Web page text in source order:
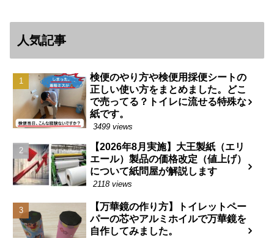
人気記事
検便のやり方や検便用採便シートの
正しい使い方をまとめました。どこ
で売ってる？トイレに流せる特殊な
紙です。
3499 views
【2026年8月実施】大王製紙（エリ
エール）製品の価格改定（値上げ）
について紙問屋が解説します
2118 views
【万華鏡の作り方】トイレットペー
パーの芯やアルミホイルで万華鏡を
自作してみました。